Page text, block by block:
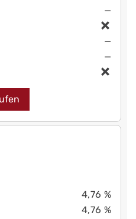
—
—
—
4,76 %
4,76 %